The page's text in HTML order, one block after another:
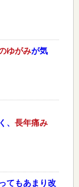
ゆがみが気
、 長年痛み
てもあまり改